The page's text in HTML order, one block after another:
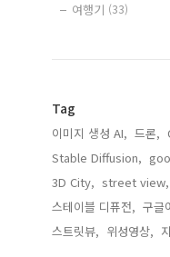
여행기 (33)
Tag
이미지 생성 AI, 드론,
Stable Diffusion,
3D City, street view,
스테이블 디퓨전, 구글
스트릿뷰, 위성영상,